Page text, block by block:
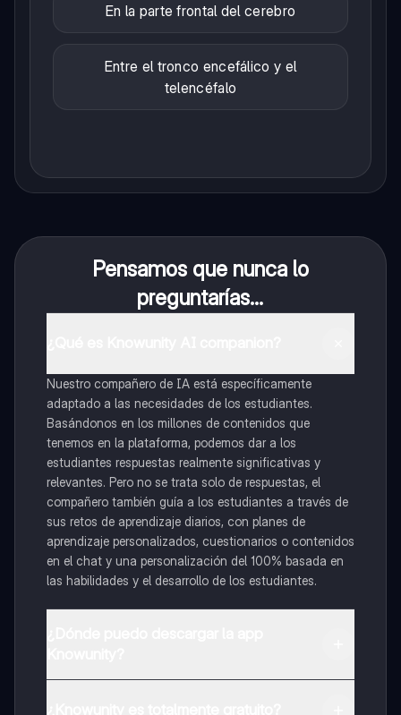
En la parte frontal del cerebro
Entre el tronco encefálico y el
telencéfalo
Pensamos que nunca lo
preguntarías...
Nuestro compañero de IA está específicamente
adaptado a las necesidades de los estudiantes.
Basándonos en los millones de contenidos que
tenemos en la plataforma, podemos dar a los
estudiantes respuestas realmente significativas y
relevantes. Pero no se trata solo de respuestas, el
compañero también guía a los estudiantes a través de
sus retos de aprendizaje diarios, con planes de
aprendizaje personalizados, cuestionarios o contenidos
en el chat y una personalización del 100% basada en
las habilidades y el desarrollo de los estudiantes.